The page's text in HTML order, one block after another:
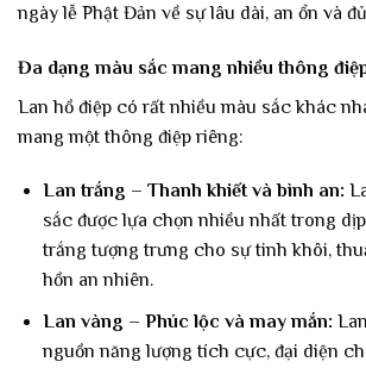
ngày lễ Phật Đản về sự lâu dài, an ổn và
Đa dạng màu sắc mang nhiều thông
Lan hồ điệp có rất nhiều màu sắc khác
mang một thông điệp riêng:
Lan trắng – Thanh khiết và bình an:
sắc được lựa chọn nhiều nhất trong
trắng tượng trưng cho sự tinh khôi,
hồn an nhiên.
Lan vàng – Phúc lộc và may mắn:
nguồn năng lượng tích cực, đại diện